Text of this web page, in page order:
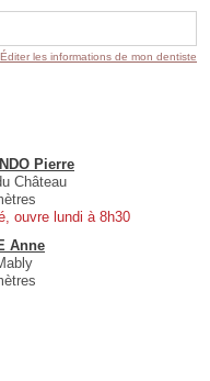
Éditer les informations de mon dentiste
Pierre
Château
ouvre lundi à 8h30
Anne